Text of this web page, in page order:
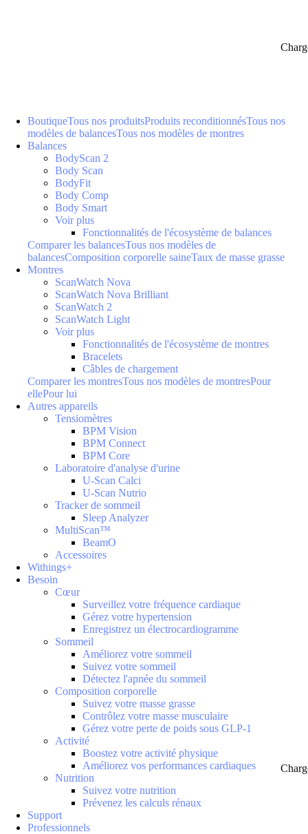
BoutiqueTous nos produitsProduits reconditionnésTous nos
modèles de balancesTous nos modèles de montres
Balances
BodyScan 2
Body Scan
BodyFit
Body Comp
Body Smart
Voir plus
Fonctionnalités de l'écosystème de balances
Comparer les balancesTous nos modèles de
balancesComposition corporelle saineTaux de masse grasse
Montres
ScanWatch Nova
ScanWatch Nova Brilliant
ScanWatch 2
ScanWatch Light
Voir plus
Fonctionnalités de l'écosystème de montres
Bracelets
Câbles de chargement
Comparer les montresTous nos modèles de montresPour
ellePour lui
Autres appareils
Tensiomètres
BPM Vision
BPM Connect
BPM Core
Laboratoire d'analyse d'urine
U-Scan Calci
U-Scan Nutrio
Tracker de sommeil
Sleep Analyzer
MultiScan™
BeamO
Accessoires
Withings+
Besoin
Cœur
Surveillez votre fréquence cardiaque
Gérez votre hypertension
Enregistrez un électrocardiogramme
Sommeil
Améliorez votre sommeil
Suivez votre sommeil
Détectez l'apnée du sommeil
Composition corporelle
Suivez votre masse grasse
Contrôlez votre masse musculaire
Gérez votre perte de poids sous GLP-1
Activité
Boostez votre activité physique
Améliorez vos performances cardiaques
Nutrition
Suivez votre nutrition
Prévenez les calculs rénaux
Support
Professionnels